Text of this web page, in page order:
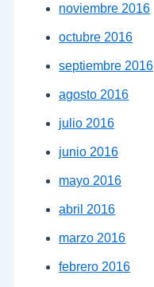
noviembre 2016
octubre 2016
septiembre 2016
agosto 2016
julio 2016
junio 2016
mayo 2016
abril 2016
marzo 2016
febrero 2016